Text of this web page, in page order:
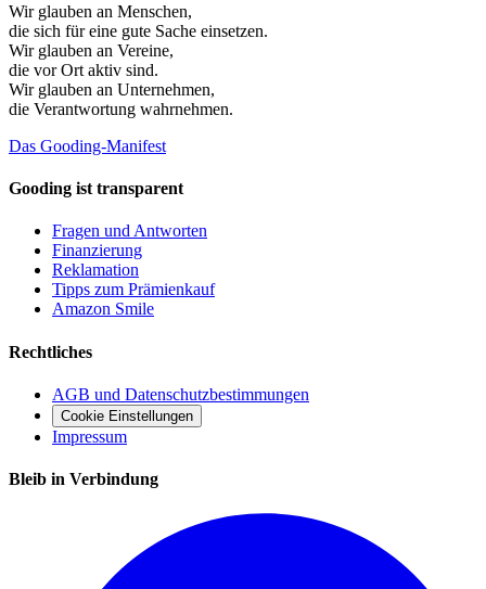
Wir glauben an Menschen,
die sich für eine gute Sache einsetzen.
Wir glauben an Vereine,
die vor Ort aktiv sind.
Wir glauben an Unternehmen,
die Verantwortung wahrnehmen.
Das Gooding-Manifest
Gooding ist transparent
Fragen und Antworten
Finanzierung
Reklamation
Tipps zum Prämienkauf
Amazon Smile
Rechtliches
AGB und Datenschutzbestimmungen
Cookie Einstellungen
Impressum
Bleib in Verbindung